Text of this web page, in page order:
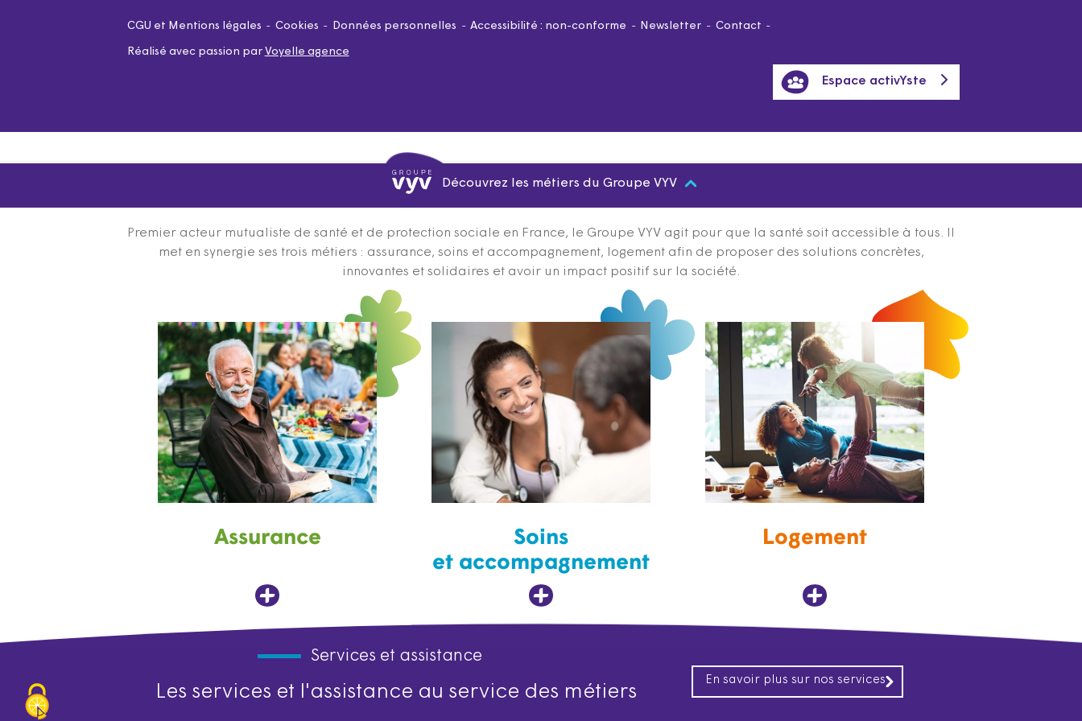
CGU et Mentions légales Cookies Données personnelles Accessibilité : non-conforme Newsletter Contact
Réalisé avec passion par Voyelle agence
Espace activYste
Découvrez les métiers du Groupe VYV
Premier acteur mutualiste de santé et de protection sociale en France, le Groupe VYV agit pour que la santé soit accessible à tous. Il
met en synergie ses trois métiers : assurance, soins et accompagnement, logement afin de proposer des solutions concrètes,
innovantes et solidaires et avoir un impact positif sur la société.
Assurance
Soins
et accompagnement
Logement
Services et assistance
Les services et l'assistance au service des métiers
En savoir plus sur nos services